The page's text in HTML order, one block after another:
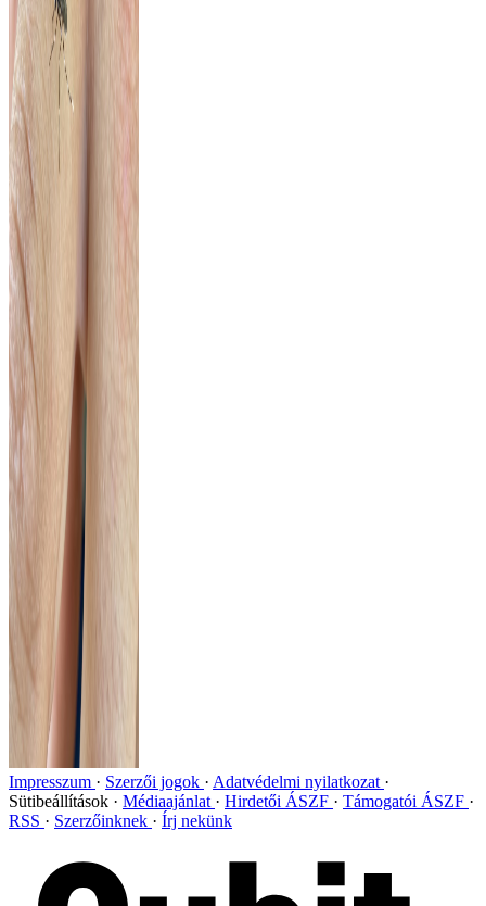
Impresszum Szerzői jogok
Adatvédelmi nyilatkozat
Sütibeállítások
Médiaajánlat Hirdetői ÁSZF
Támogatói ÁSZF
RSS
Szerzőinknek Írj nekünk